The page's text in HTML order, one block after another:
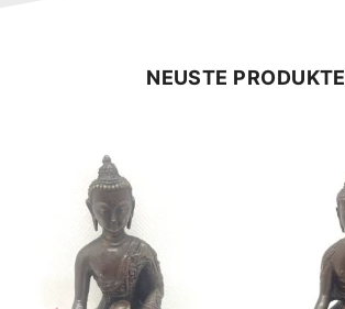
NEUSTE PRODUKTE